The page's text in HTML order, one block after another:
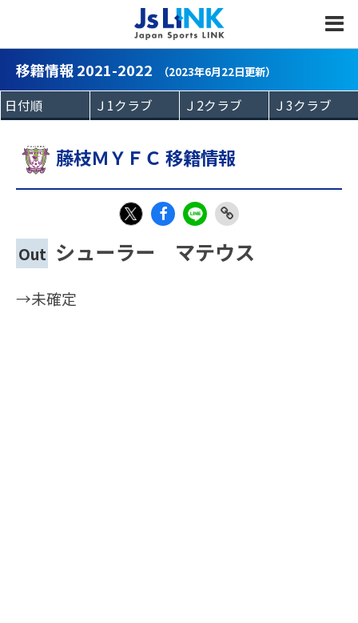
移籍情報 2021-2022 （2023年6月22日更新）
藤枝ＭＹＦＣ 移籍情報
E
Copy
Out シューラー マテウス
→未確定